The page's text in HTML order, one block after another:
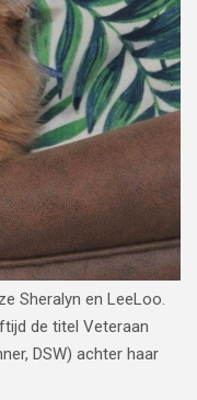
Sheralyn en LeeLoo.
de titel Veteraan
DSW) achter haar